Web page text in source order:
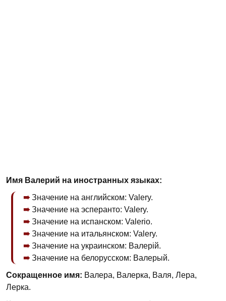
Имя Валерий на иностранных языках:
Значение на английском: Valery.
Значение на эсперанто: Valery.
Значение на испанском: Valerio.
Значение на итальянском: Valery.
Значение на украинском: Валерій.
Значение на белорусском: Валерый.
Сокращенное имя: Валера, Валерка, Валя, Лера,
Лерка.